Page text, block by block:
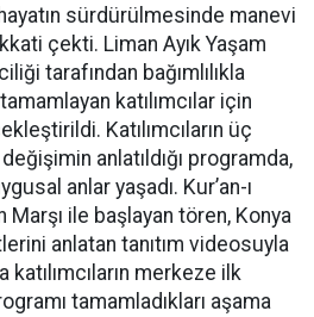
sürdürülmesinde manevi
çekti. Liman Ayık Yaşam
tarafından bağımlılıkla
katılımcılar için
Katılımcıların üç
anlatıldığı programda,
anlar yaşadı. Kur’an-ı
ile başlayan tören, Konya
anlatan tanıtım videosuyla
merkeze ilk
tamamladıkları aşama